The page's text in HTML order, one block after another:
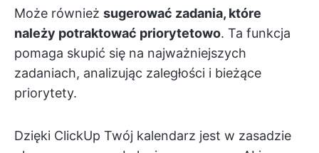
Może również sugerować zadania, które
należy potraktować priorytetowo. Ta funkcja
pomaga skupić się na najważniejszych
zadaniach, analizując zaległości i bieżące
priorytety.
Dzięki ClickUp Twój kalendarz jest w zasadzie